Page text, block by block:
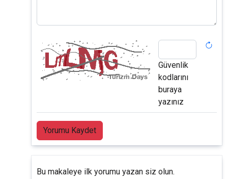
Güvenlik
kodlarını
buraya
yazınız
Yorumu Kaydet
Bu makaleye ilk yorumu yazan siz olun.